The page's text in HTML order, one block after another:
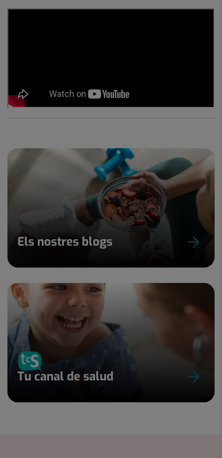
Els nostres blogs
Tu canal de salud